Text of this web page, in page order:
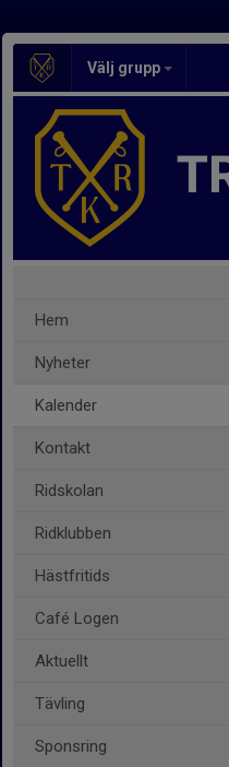
Välj grupp
Hem
Nyheter
Kalender
Kontakt
Ridskolan
Ridklubben
Hästfritids
Café Logen
Aktuellt
Tävling
Sponsring